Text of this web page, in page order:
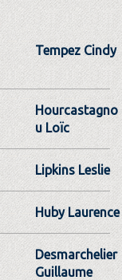
Tempez Cindy
Hourcastagno
u Loïc
Lipkins Leslie
Huby Laurence
Desmarchelier
Guillaume